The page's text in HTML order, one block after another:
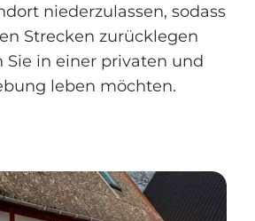
niederzulassen, sodass
Strecken zurücklegen
Sie in einer privaten und
leben möchten.